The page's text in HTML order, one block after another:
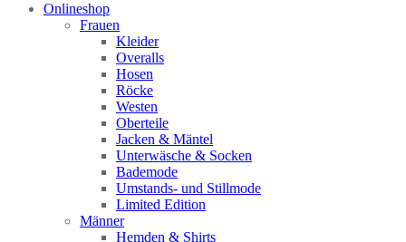
Onlineshop
Frauen
Kleider
Overalls
Hosen
Röcke
Westen
Oberteile
Jacken & Mäntel
Unterwäsche & Socken
Bademode
Umstands- und Stillmode
Limited Edition
Männer
Hemden & Shirts